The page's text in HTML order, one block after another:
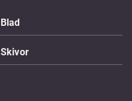
Blad
Skivor